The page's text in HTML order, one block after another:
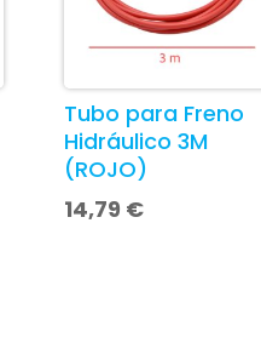
Tubo para Freno
Hidráulico 3M
(ROJO)
14,79 €